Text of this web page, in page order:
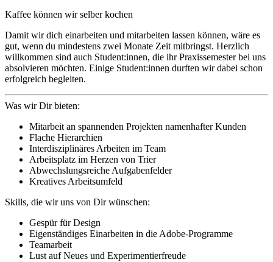
Kaffee können wir selber kochen
Damit wir dich einarbeiten und mitarbeiten lassen können, wäre es
gut, wenn du mindestens zwei Monate Zeit mitbringst. Herzlich
willkommen sind auch Student:innen, die ihr Praxissemester bei uns
absolvieren möchten. Einige Student:innen durften wir dabei schon
erfolgreich begleiten.
Was wir Dir bieten:
Mitarbeit an spannenden Projekten namenhafter Kunden
Flache Hierarchien
Interdisziplinäres Arbeiten im Team
Arbeitsplatz im Herzen von Trier
Abwechslungsreiche Aufgabenfelder
Kreatives Arbeitsumfeld
Skills, die wir uns von Dir wünschen:
Gespür für Design
Eigenständiges Einarbeiten in die Adobe-Programme
Teamarbeit
Lust auf Neues und Experimentierfreude